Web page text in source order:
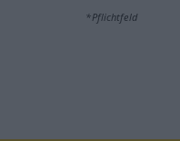
*Pflichtfeld